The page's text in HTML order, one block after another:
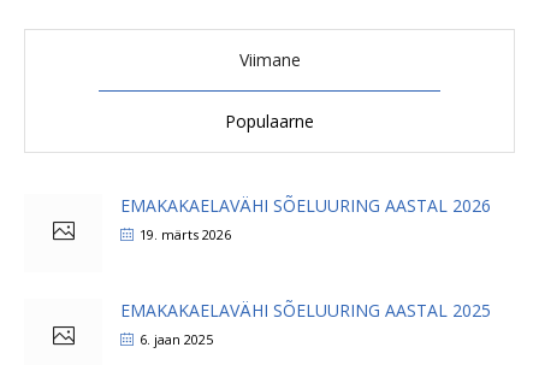
Viimane
Populaarne
EMAKAKAELAVÄHI SÕELUURING AASTAL 2026
19. märts 2026
EMAKAKAELAVÄHI SÕELUURING AASTAL 2025
6. jaan 2025